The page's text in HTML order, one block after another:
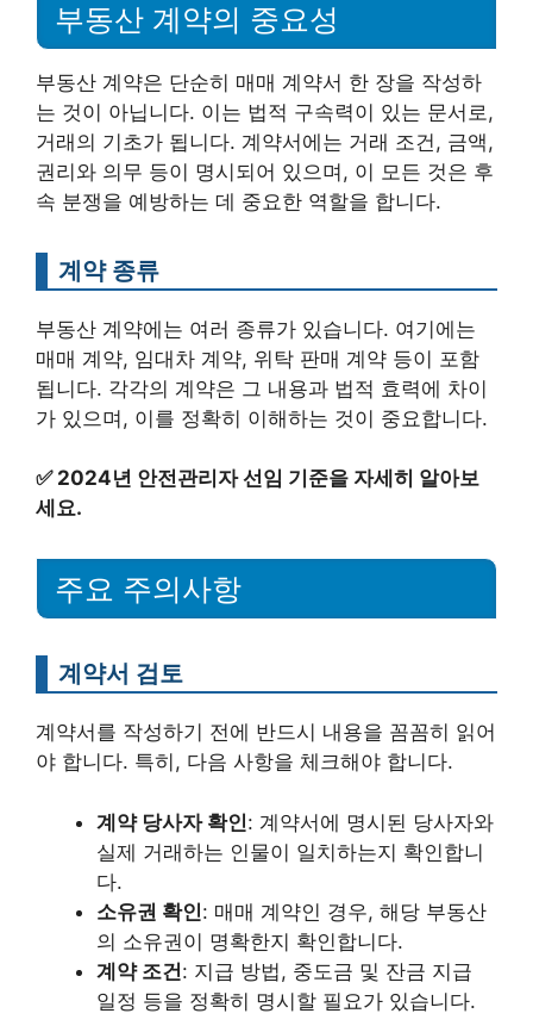
부동산 계약의 중요성
부동산 계약은 단순히 매매 계약서 한 장을 작성하
는 것이 아닙니다. 이는 법적 구속력이 있는 문서로,
거래의 기초가 됩니다. 계약서에는 거래 조건, 금액,
권리와 의무 등이 명시되어 있으며, 이 모든 것은 후
속 분쟁을 예방하는 데 중요한 역할을 합니다.
계약 종류
부동산 계약에는 여러 종류가 있습니다. 여기에는
매매 계약, 임대차 계약, 위탁 판매 계약 등이 포함
됩니다. 각각의 계약은 그 내용과 법적 효력에 차이
가 있으며, 이를 정확히 이해하는 것이 중요합니다.
✅ 2024년 안전관리자 선임 기준을 자세히 알아보
세요.
주요 주의사항
계약서 검토
계약서를 작성하기 전에 반드시 내용을 꼼꼼히 읽어
야 합니다. 특히, 다음 사항을 체크해야 합니다.
계약 당사자 확인: 계약서에 명시된 당사자와
실제 거래하는 인물이 일치하는지 확인합니
다.
소유권 확인: 매매 계약인 경우, 해당 부동산
의 소유권이 명확한지 확인합니다.
계약 조건: 지급 방법, 중도금 및 잔금 지급
일정 등을 정확히 명시할 필요가 있습니다.